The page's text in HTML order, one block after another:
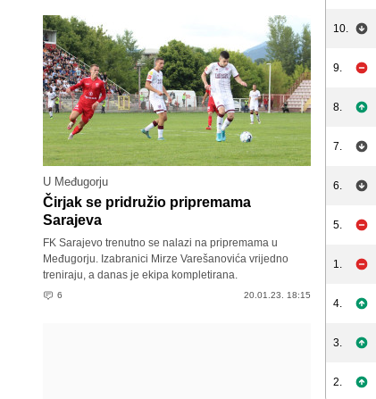
U Međugorju
Čirjak se pridružio pripremama
Sarajeva
FK Sarajevo trenutno se nalazi na pripremama u
Međugorju. Izabranici Mirze Varešanovića vrijedno
treniraju, a danas je ekipa kompletirana.
6 20.01.23. 18:15
10.
9.
8.
7.
6.
5.
1.
4.
3.
2.